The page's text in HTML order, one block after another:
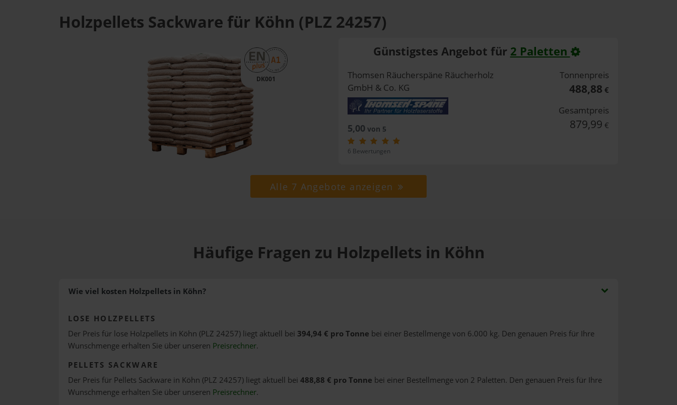
Holzpellets Sackware für Köhn (PLZ 24257)
DK001
Günstigstes Angebot für 2 Paletten
Thomsen Räucherspäne Räucherholz
GmbH & Co. KG
5,00 von 5
6 Bewertungen
Tonnenpreis
488,88 €
Gesamtpreis
879,99 €
Alle 7 Angebote anzeigen
Häufige Fragen zu Holzpellets in Köhn
Wie viel kosten Holzpellets in Köhn?
LOSE HOLZPELLETS
Der Preis für lose Holzpellets in Köhn (PLZ 24257) liegt aktuell bei 394,94 € pro Tonne bei einer Bestellmenge von 6.000 kg. Den genauen Preis für Ihre
Wunschmenge erhalten Sie über unseren Preisrechner.
PELLETS SACKWARE
Der Preis für Pellets Sackware in Köhn (PLZ 24257) liegt aktuell bei 488,88 € pro Tonne bei einer Bestellmenge von 2 Paletten. Den genauen Preis für Ihre
Wunschmenge erhalten Sie über unseren Preisrechner.